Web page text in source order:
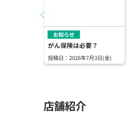
お知らせ
がん保険は必要？
投稿日：2026年7月3日(金)
店舗紹介